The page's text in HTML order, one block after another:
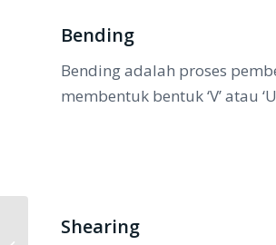
Bending
Bending adalah proses
membentuk bentuk ‘V’ atau
Shearing
Quality Control dan NDT pada Heat